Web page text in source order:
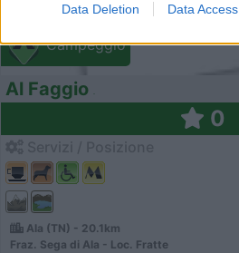
Data Deletion Data Access
Campeggio
Al Faggio
0
Ala (TN) - 20.1km
Fraz. Sega di Ala - Loc. Fratte